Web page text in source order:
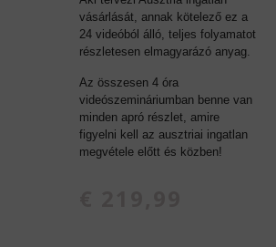
vásárlását, annak kötelező ez a
24 videóból álló, teljes folyamatot
részletesen elmagyarázó anyag.
Az összesen 4 óra
videószemináriumban benne van
minden apró részlet, amire
figyelni kell az ausztriai ingatlan
megvétele előtt és közben!